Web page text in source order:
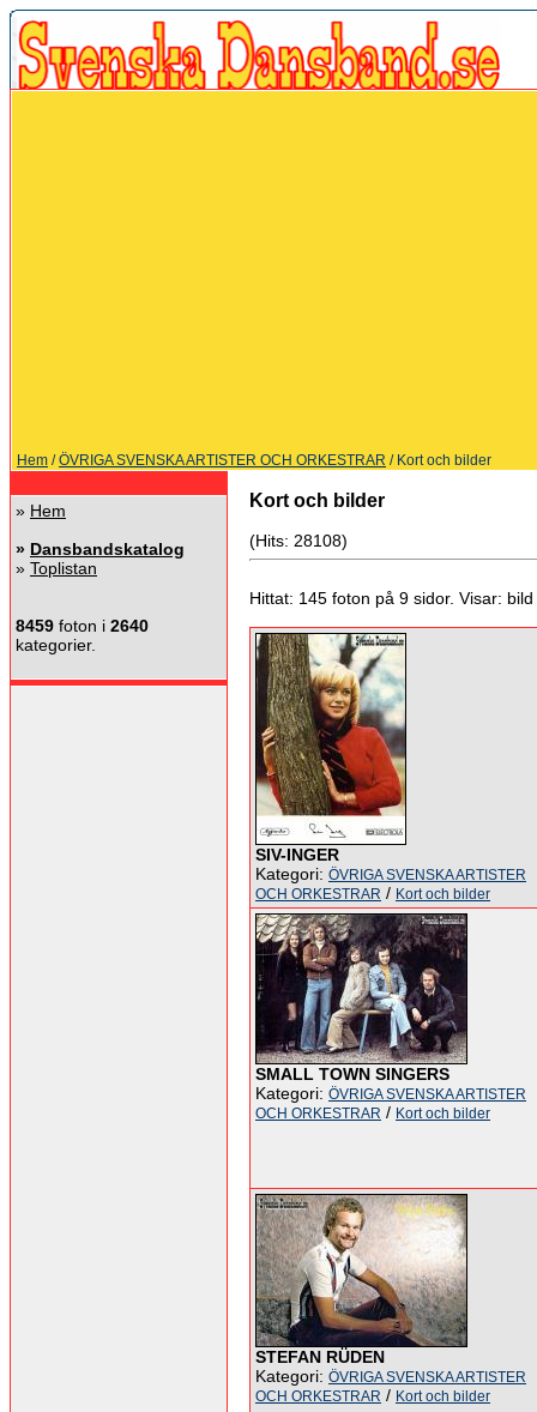
Hem /ÖVRIGA SVENSKA ARTISTER OCH ORKESTRAR / Kort och bilder
» Hem
» Dansbandskatalog
» Toplistan
8459 foton i 2640
kategorier.
Kort och bilder
(Hits: 28108)
Hittat: 145 foton på 9 sidor. Visar:
SIV-INGER
Kategori: ÖVRIGA SVENSKA ARTISTER
OCH ORKESTRAR / Kort och bilder
SMALL TOWN SINGERS
Kategori: ÖVRIGA SVENSKA ARTISTER
OCH ORKESTRAR / Kort och bilder
STEFAN RÜDEN
Kategori: ÖVRIGA SVENSKA ARTISTER
OCH ORKESTRAR / Kort och bilder